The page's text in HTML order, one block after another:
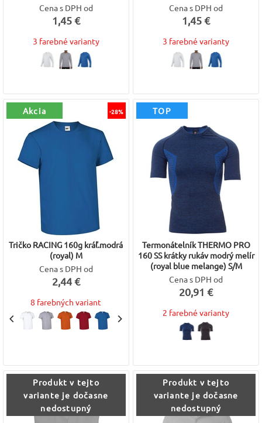
Cena s DPH od
1,45 €
3 farebné varianty
Cena s DPH od
1,45 €
3 farebné varianty
-28%
Akcia
Tričko RACING 160g kráľ.modrá
(royal) M
Cena s DPH od
2,44 €
8 farebných variant
TOP
Termonátelník THERMO PRO
160 SS krátky rukáv modrý melír
(royal blue melange) S/M
Cena s DPH od
20,91 €
2 farebné varianty
Produkt v tejto
variante je dočasne
nedostupný
Produkt v tejto
variante je dočasne
nedostupný